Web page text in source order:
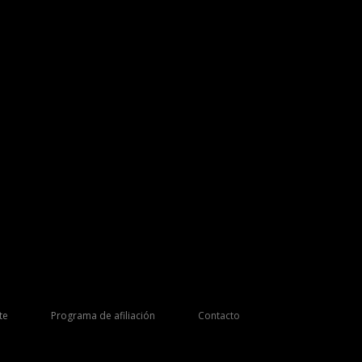
Programa de afiliación Contacto